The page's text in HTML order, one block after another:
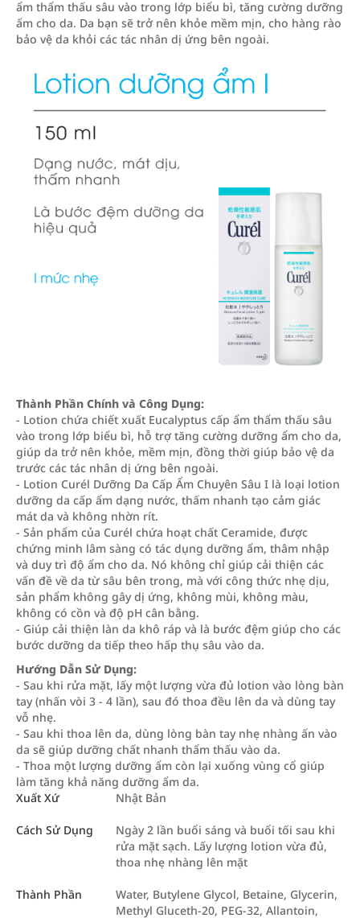
ẩm thẩm thấu sâu vào trong lớp biểu bì, tăng cường dưỡng
ẩm cho da. Da bạn sẽ trở nên khỏe mềm mịn, cho hàng rào
bảo vệ da khỏi các tác nhân dị ứng bên ngoài.
Thành Phần Chính và Công Dụng:
- Lotion chứa chiết xuất Eucalyptus cấp ẩm thẩm thấu sâu
vào trong lớp biểu bì, hỗ trợ tăng cường dưỡng ẩm cho da,
giúp da trở nên khỏe, mềm mịn, đồng thời giúp bảo vệ da
trước các tác nhân dị ứng bên ngoài.
- Lotion Curél Dưỡng Da Cấp Ẩm Chuyên Sâu I là loại lotion
dưỡng da cấp ẩm dạng nước, thấm nhanh tạo cảm giác
mát da và không nhờn rít.
- Sản phẩm của Curél chứa hoạt chất Ceramide, được
chứng minh lâm sàng có tác dụng dưỡng ẩm, thâm nhập
và duy trì độ ẩm cho da. Nó không chỉ giúp cải thiện các
vấn đề về da từ sâu bên trong, mà với công thức nhẹ dịu,
sản phẩm không gây dị ứng, không mùi, không màu,
không có cồn và độ pH cân bằng.
- Giúp cải thiện làn da khô ráp và là bước đệm giúp cho các
bước dưỡng da tiếp theo hấp thụ sâu vào da.
Hướng Dẫn Sử Dụng:
- Sau khi rửa mặt, lấy một lượng vừa đủ lotion vào lòng bàn
tay (nhấn vòi 3 - 4 lần), sau đó thoa đều lên da và dùng tay
vỗ nhẹ.
- Sau khi thoa lên da, dùng lòng bàn tay nhẹ nhàng ấn vào
da sẽ giúp dưỡng chất nhanh thẩm thấu vào da.
- Thoa một lượng dưỡng ẩm còn lại xuống vùng cổ giúp
làm tăng khả năng dưỡng ẩm da.
Xuất Xứ
Nhật Bản
Cách Sử Dụng
Ngày 2 lần buổi sáng và buổi tối sau khi
rửa mặt sạch. Lấy lượng lotion vừa đủ,
thoa nhẹ nhàng lên mặt
Thành Phần
Water, Butylene Glycol, Betaine, Glycerin,
Methyl Gluceth-20, PEG-32, Allantoin,